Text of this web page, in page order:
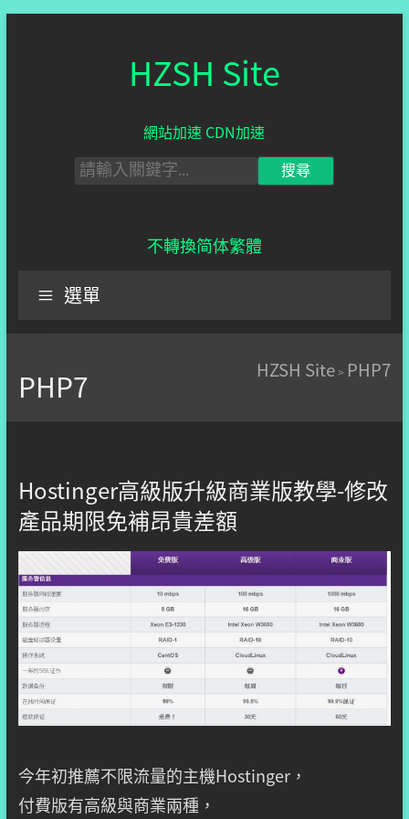
HZSH Site
網站加速 CDN加速
不轉換简体繁體
選單
PHP7 HZSH Site> PHP7
Hostinger高級版升級商業版教學-修改
產品期限免補昂貴差額
今年初推薦不限流量的主機Hostinger，
付費版有高級與商業兩種，